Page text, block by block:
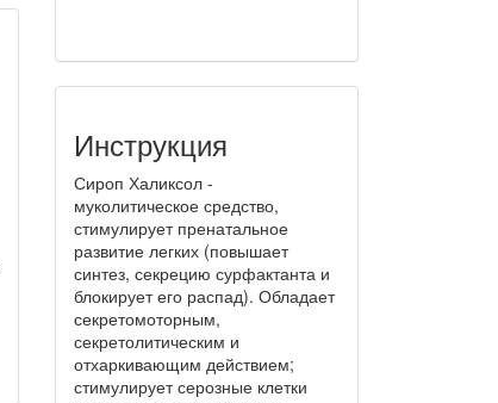
Инструкция
Сироп Халиксол -
муколитическое средство,
стимулирует пренатальное
развитие легких (повышает
синтез, секрецию сурфактанта и
блокирует его распад). Обладает
секретомоторным,
секретолитическим и
отхаркивающим действием;
стимулирует серозные клетки